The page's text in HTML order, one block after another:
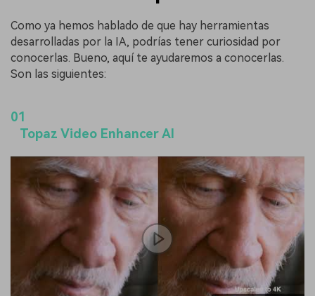
Como ya hemos hablado de que hay herramientas
desarrolladas por la IA, podrías tener curiosidad por
conocerlas. Bueno, aquí te ayudaremos a conocerlas.
Son las siguientes:
01
Topaz Video Enhancer AI